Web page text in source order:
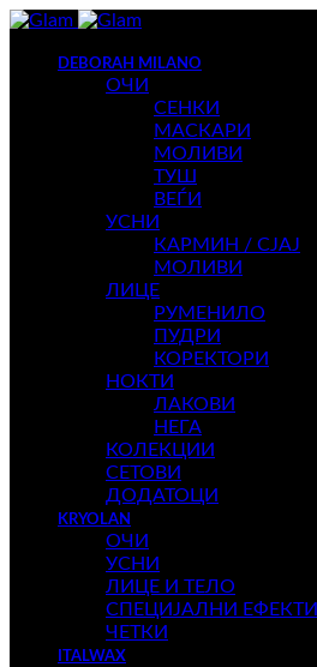
DEBORAH MILANO
ОЧИ
СЕНКИ
МАСКАРИ
МОЛИВИ
ТУШ
ВЕЃИ
УСНИ
КАРМИН / СЈАЈ
МОЛИВИ
ЛИЦЕ
РУМЕНИЛО
ПУДРИ
КОРЕКТОРИ
НОКТИ
ЛАКОВИ
НЕГА
КОЛЕКЦИИ
СЕТОВИ
ДОДАТОЦИ
KRYOLAN
ОЧИ
УСНИ
ЛИЦЕ И ТЕЛО
СПЕЦИЈАЛНИ ЕФЕКТИ
ЧЕТКИ
ITALWAX